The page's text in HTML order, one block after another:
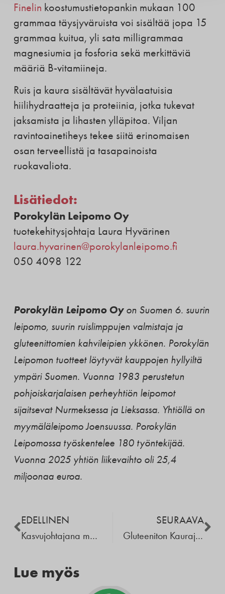
Finelin koostumustietopankin mukaan 100
grammaa täysjyväruista voi sisältää jopa 15
grammaa kuitua, yli sata milligrammaa
magnesiumia ja fosforia sekä merkittäviä
määriä B-vitamiineja.
Ruis ja kaura sisältävät hyvälaatuisia
hiilihydraatteja ja proteiinia, jotka tukevat
jaksamista ja lihasten ylläpitoa. Viljan
ravintoainetiheys tekee siitä erinomaisen
osan terveellistä ja tasapainoista
ruokavaliota.
Lisätiedot:
Porokylän Leipomo Oy
tuotekehitysjohtaja Laura Hyvärinen
laura.hyvarinen@porokylanleipomo.fi
050 4098 122
Porokylän Leipomo Oyon Suomen 6. suurin
leipomo, suurin ruislimppujen valmistaja ja
gluteenittomien kahvileipien ykkönen. Porokylän
Leipomon tuotteet löytyvät kauppojen hyllyiltä
ympäri Suomen. Vuonna 1983 perustetun
pohjoiskarjalaisen perheyhtiön leipomot
sijaitsevat Nurmeksessa ja Lieksassa. Yhtiöllä on
myymäläleipomo Joensuussa. Porokylän
Leipomossa työskentelee 180 työntekijää.
Vuonna 2025 yhtiön liikevaihto oli 25,4
miljoonaa euroa.
EDELLINEN
Kasvujohtajana meritoitunut Vesa Laitinen on valittu Porokylän Leipomo Oy:n uudeksi toimitusjohtajaksi
SEURAAVA
Gluteeniton Kaurajälkkäri uudistuu!
Lue myös